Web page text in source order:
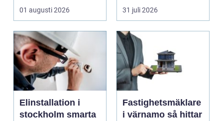
01 augusti 2026
av en modern
fastighet...
31 juli 2026
Elinstallation i
stockholm smarta
Fastighetsmäklare
i värnamo så hittar